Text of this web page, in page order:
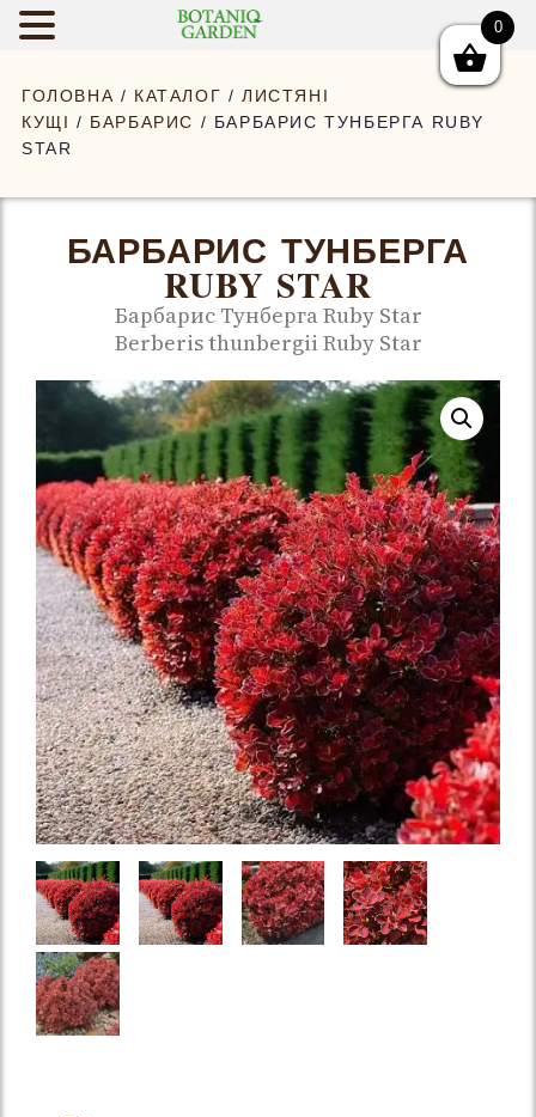
ГОЛОВНА / КАТАЛОГ /ЛИСТЯНІ
КУЩІ / БАРБАРИС / БАРБАРИС ТУНБЕРГА RUBY
STAR
БАРБАРИС ТУНБЕРГА
RUBY STAR
Барбарис Тунберга Ruby Star
Berberis thunbergii Ruby Star
0